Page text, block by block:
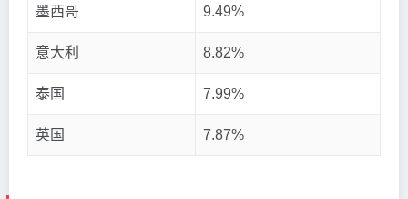
墨西哥 9.49%
意大利 8.82%
泰国 7.99%
英国 7.87%